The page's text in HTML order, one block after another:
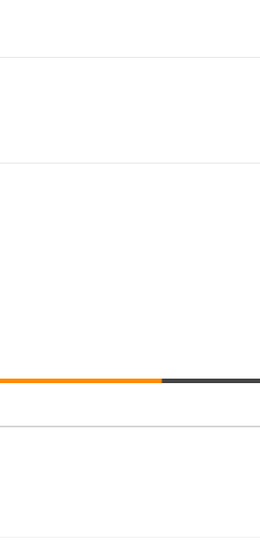
面昇降 強化ナイロン樹脂ベース 通気性メッシ
跳ね上げ式アームレスト 3Dヘッドレスト ハ